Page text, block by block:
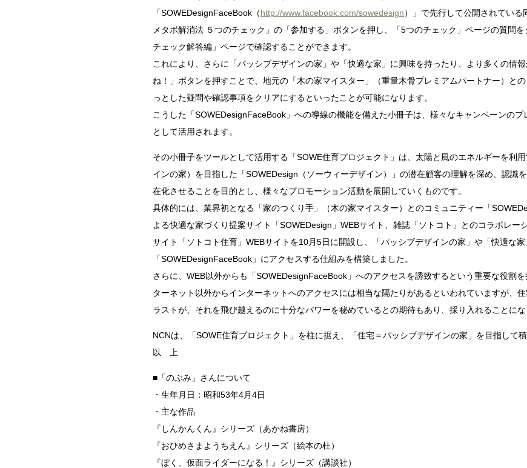
「SOWEDesignFaceBook（http://www.facebook.com/sowedesign）」で先行して公開されてい
メタボ解消法 ５つのチェック」の「参加する」ボタンを押し、「5つのチェック」ページの質問
チェック解答編」ページで確認することができます。
これにより、さらに「パッシブデザインの家」や「快適な家」に興味を持ったり、より多くの情
ね！」ボタンを押すことで、地元の「木の家マイスター」（重量木骨プレミアムパートナー）と
っとした疑問や確認事項をクリアにするといったことが可能になります。
こうした「SOWEDesignFaceBook」への導線の機能を備えた小冊子は、様々なキャンペーンの
として活用されます。
その小冊子をツールとして活用する「SOWE住育プロジェクト」は、太陽と風のエネルギーを利
インの家）を目指した「SOWEDesign（ソーウィーデザイン）」の潜在顧客の理解を深め、認識
在化させることを目的とし、様々なプロモーション活動を展開していくものです。
具体的には、業界初となる「家のつくり手」（木の家マイスター）とのコミュニティー「
よる快適な家づくり提案サイト「SOWEDesign」WEBサイト、雑誌「ソトコト」とのコラボレー
サイト「ソトコト住育」WEBサイトを10月5日に開設し、「パッシブデザインの家」や「快適な
「SOWEDesignFaceBook」にアクセスする仕組みを構築しました。
さらに、WEB以外からも「SOWEDesignFaceBook」へのアクセスを誘致するという重要な役割
ターネット以外からインターネットへのアクセスには相当な隔たりがあるといわれていますが、
ラストが、それを飛び越えるのに十分なパワーを秘めているとの期待もあり、採り入れることにな
NCNは、「SOWE住育プロジェクト」を柱に据え、「住宅＝パッシブデザインの家」を目指して
以 上
■「のぶみ」さんについて
・生年月日：昭和53年4月4日
・主な作品
『しんかんくん』シリーズ（あかね書房）
『おひめさまようちえん』シリーズ（絵本の杜）
『ぼく、仮面ライダーになる！』シリーズ（講談社）